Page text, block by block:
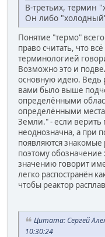
В-третьих, термин
Он либо
Понятие "термо"
право считать, что
терминологией
Возможно это и
основную идею. Ведь
вами было выше
определёнными
определёнными
Земли." - если верить
неоднозначна, а при
появляются знакомые
поэтому
значению говорит
легко распостранён
чтобы реактор
Цитата: Сергей
10:30:24